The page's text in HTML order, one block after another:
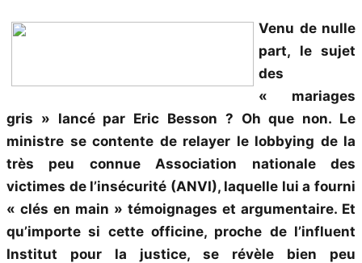
Venu de nulle
part, le sujet
des
« mariages
gris » lancé par Eric Besson ? Oh que non. Le
ministre se contente de relayer le lobbying de la
très peu connue Association nationale des
victimes de l’insécurité (ANVI), laquelle lui a fourni
« clés en main » témoignages et argumentaire. Et
qu’importe si cette officine, proche de l’influent
Institut pour la justice, se révèle bien peu